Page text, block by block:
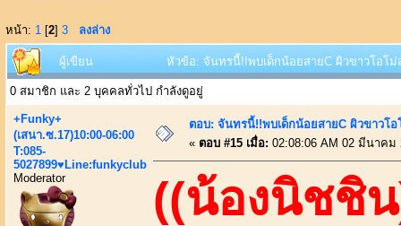
หน้า: 1 [2] 3 ลงล่าง
ผู้เขียน หัวข้อ: จันทรนี้!!พบเด็กน้อยสายC ผิวขาวโอโ
0 สมาชิก และ 2 บุคคลทั่วไป กำลังดูอยู่
+Funky+
(เสนา.ซ.17)10:00-06:00
T:085-
5027899♥Line:funkyclub
Moderator
ตอบ: จันทรนี้!!พบเด็กน้อยสายC ผิวขาวโ
« ตอบ #15 เมื่อ: 02:08:06 AM 02 มีนาคม
((น้องนิชชิ